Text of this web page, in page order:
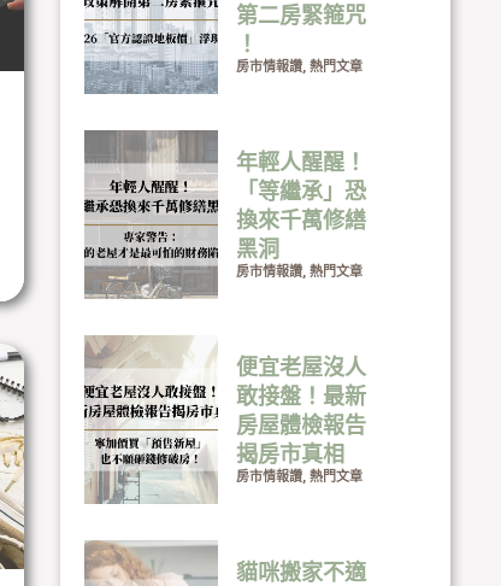
第二房緊箍咒
！
房市情報讚 ,熱門文章
年輕人醒醒！
「等繼承」恐
換來千萬修繕
黑洞
房市情報讚 ,熱門文章
便宜老屋沒人
敢接盤！最新
房屋體檢報告
揭房市真相
房市情報讚 ,熱門文章
貓咪搬家不適